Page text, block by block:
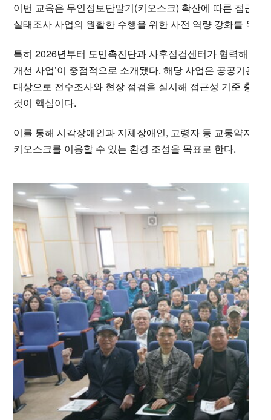
이번 교육은 무인정보단말기(키오스크) 확산에 따른 접근성
실태조사 사업의 원활한 수행을 위한 사전 역량 강화를 목적
특히 2026년부터 도민촉진단과 사후점검센터가 협력해 추
개선 사업’이 중점적으로 소개됐다. 해당 사업은 공공기관
대상으로 전수조사와 현장 점검을 실시해 접근성 기준 충족
것이 핵심이다.
이를 통해 시각장애인과 지체장애인, 고령자 등 교통약자와
키오스크를 이용할 수 있는 환경 조성을 목표로 한다.